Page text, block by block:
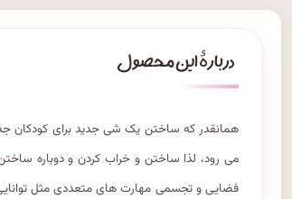
همانقدر که ساختن یک شی جدید برای کودکان
می رود، لذا ساختن و خراب کردن و دوباره
فضایی و تجسمی مهارت های متعددی مثل